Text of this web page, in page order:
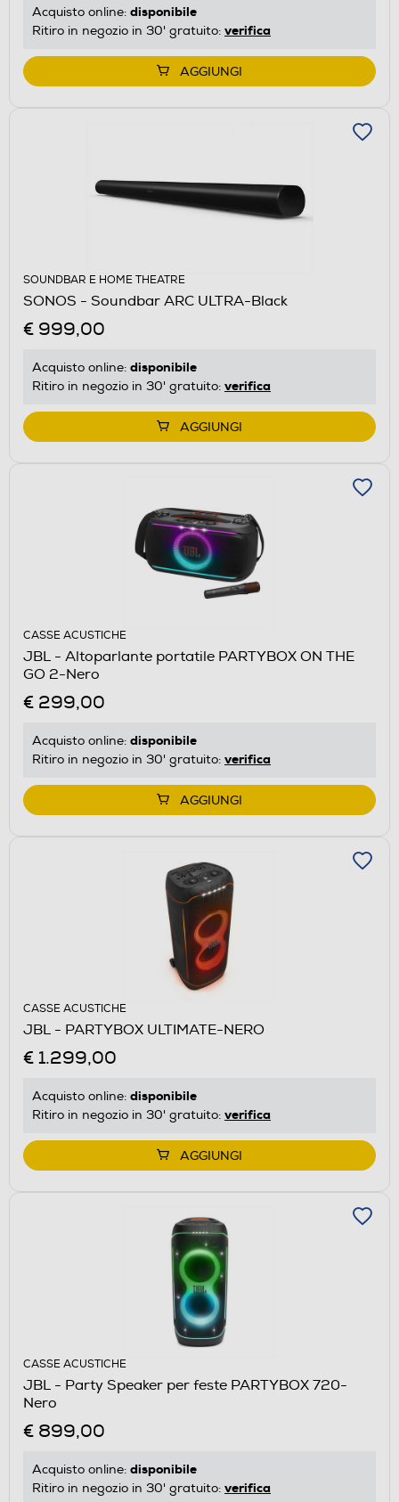
Acquisto online: disponibile
Ritiro in negozio in 30' gratuito: verifica
AGGIUNGI
SOUNDBAR E HOME THEATRE
SONOS - Soundbar ARC ULTRA-Black
€ 999,00
Acquisto online: disponibile
Ritiro in negozio in 30' gratuito: verifica
AGGIUNGI
CASSE ACUSTICHE
JBL - Altoparlante portatile PARTYBOX ON THE
GO 2-Nero
€ 299,00
Acquisto online: disponibile
Ritiro in negozio in 30' gratuito: verifica
AGGIUNGI
CASSE ACUSTICHE
JBL - PARTYBOX ULTIMATE-NERO
€ 1.299,00
Acquisto online: disponibile
Ritiro in negozio in 30' gratuito: verifica
AGGIUNGI
CASSE ACUSTICHE
JBL - Party Speaker per feste PARTYBOX 720-
Nero
€ 899,00
Acquisto online: disponibile
Ritiro in negozio in 30' gratuito: verifica